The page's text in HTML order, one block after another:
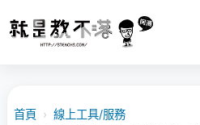
首頁 › 線上工具/服務